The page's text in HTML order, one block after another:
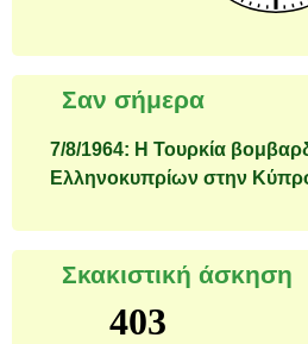
Σαν σήμερα
7/8/1964: Η Τουρκία
Ελληνοκυπρίων στην
Σκακιστική άσκηση